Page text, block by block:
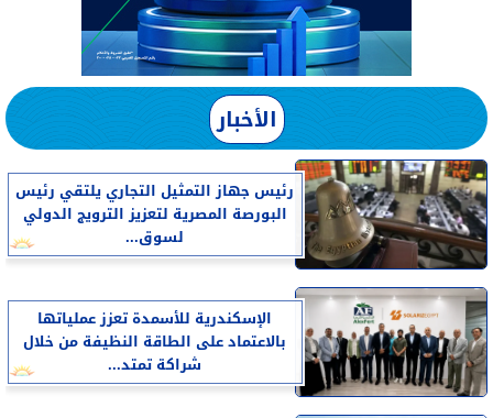
الأخبار
رئيس جهاز التمثيل التجاري يلتقي رئيس
البورصة المصرية لتعزيز الترويج الدولي
لسوق...
الإسكندرية للأسمدة تعزز عملياتها
بالاعتماد على الطاقة النظيفة من خلال
شراكة تمتد...